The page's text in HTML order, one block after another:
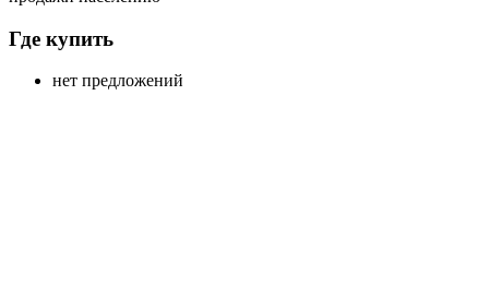
Где купить
нет предложений